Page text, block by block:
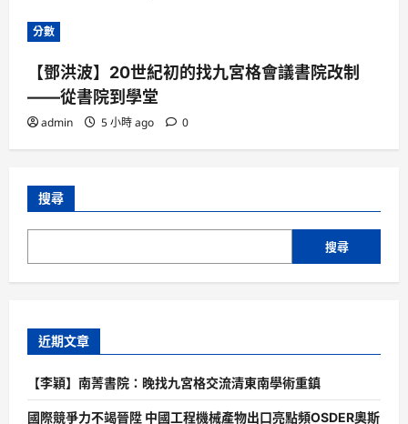
分數
【鄧洪波】20世紀初的找九宮格會議書院改制
——從書院到學堂
admin 5 小時 ago 0
搜尋
搜尋
近期文章
【李穎】南菁書院：晚找九宮格交流清東南學術重鎮
國際競爭力不竭晉陞 中國工程機械產物出口亮點頻OSDER奧斯